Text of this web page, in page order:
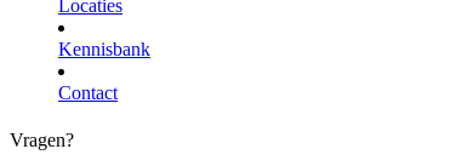
Locaties
Kennisbank
Contact
Vragen?